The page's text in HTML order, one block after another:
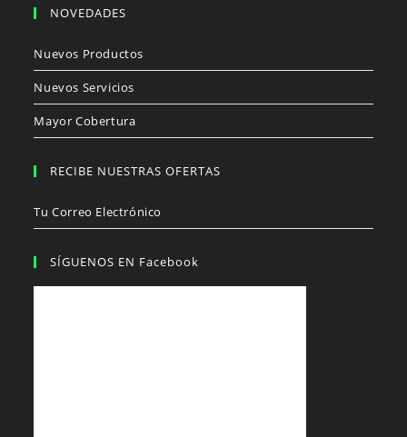
NOVEDADES
Nuevos Productos
Nuevos Servicios
Mayor Cobertura
RECIBE NUESTRAS OFERTAS
Tu Correo Electrónico
SÍGUENOS EN Facebook